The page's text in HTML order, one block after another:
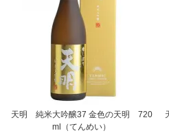
天明 純米大吟醸37 金色の天明 720
ml（てんめい）